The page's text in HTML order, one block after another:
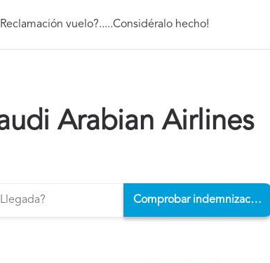
Reclamación vuelo?.....Considéralo hecho!
Arabian Airlines
Comprobar indemnización